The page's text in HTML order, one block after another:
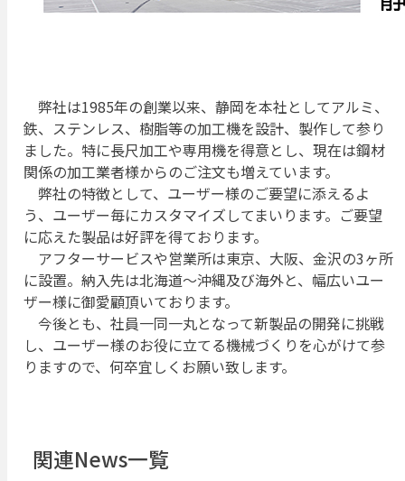
弊社は1985年の創業以来、静岡を本社としてアルミ、
鉄、ステンレス、樹脂等の加工機を設計、製作して参り
ました。特に長尺加工や専用機を得意とし、現在は鋼材
関係の加工業者様からのご注文も増えています。
弊社の特徴として、ユーザー様のご要望に添えるよ
う、ユーザー毎にカスタマイズしてまいります。ご要望
に応えた製品は好評を得ております。
アフターサービスや営業所は東京、大阪、金沢の3ヶ所
に設置。納入先は北海道～沖縄及び海外と、幅広いユー
ザー様に御愛顧頂いております。
今後とも、社員一同一丸となって新製品の開発に挑戦
し、ユーザー様のお役に立てる機械づくりを心がけて参
りますので、何卒宜しくお願い致します。
関連News一覧